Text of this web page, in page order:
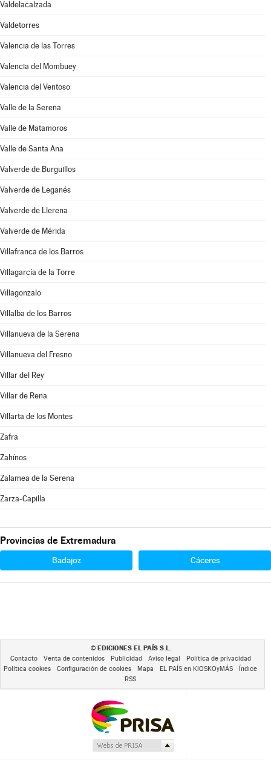
Valdelacalzada
Valdetorres
Valencia de las Torres
Valencia del Mombuey
Valencia del Ventoso
Valle de la Serena
Valle de Matamoros
Valle de Santa Ana
Valverde de Burguillos
Valverde de Leganés
Valverde de Llerena
Valverde de Mérida
Villafranca de los Barros
Villagarcía de la Torre
Villagonzalo
Villalba de los Barros
Villanueva de la Serena
Villanueva del Fresno
Villar del Rey
Villar de Rena
Villarta de los Montes
Zafra
Zahínos
Zalamea de la Serena
Zarza-Capilla
Provincias de Extremadura
Badajoz Cáceres
© EDICIONES EL PAÍS S.L.
Contacto Venta de contenidos Publicidad Aviso legal
Política de privacidad
Política cookies
Configuración de cookies Mapa EL PAÍS en KIOSKOyMÁS
Índice
RSS